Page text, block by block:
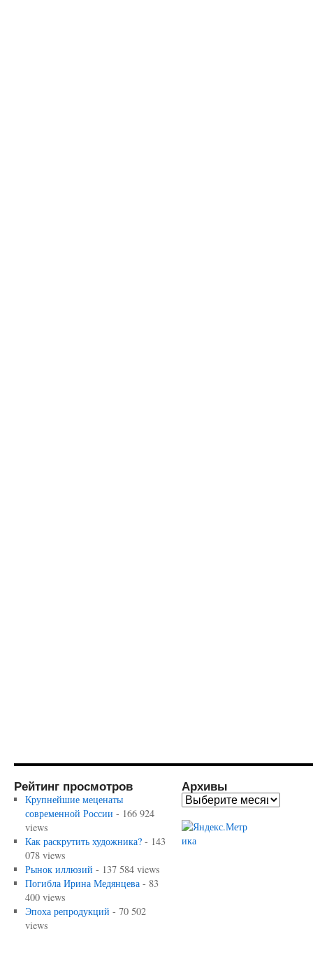
Рейтинг просмотров
Крупнейшие меценаты
современной России - 166 924
views
Как раскрутить художника?- 143
078 views
Рынок иллюзий - 137 584 views
Погибла Ирина Медянцева- 83
400 views
Эпоха репродукций - 70 502
views
Архивы